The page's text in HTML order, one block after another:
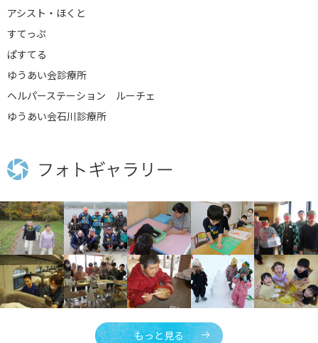
アシスト・ほくと
すてっぷ
ぱすてる
ゆうあい会診療所
ヘルパーステーション ルーチェ
ゆうあい会石川診療所
もっと見る